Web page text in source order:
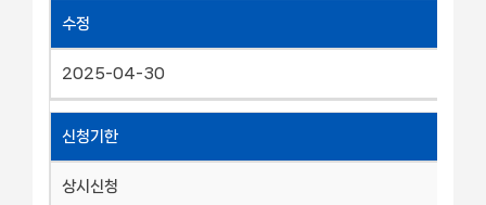
수정
2025-04-30
신청기한
상시신청